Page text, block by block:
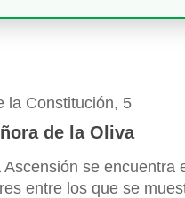
la Constitución, 5
de la Oliva
se encuentra
entre los que se